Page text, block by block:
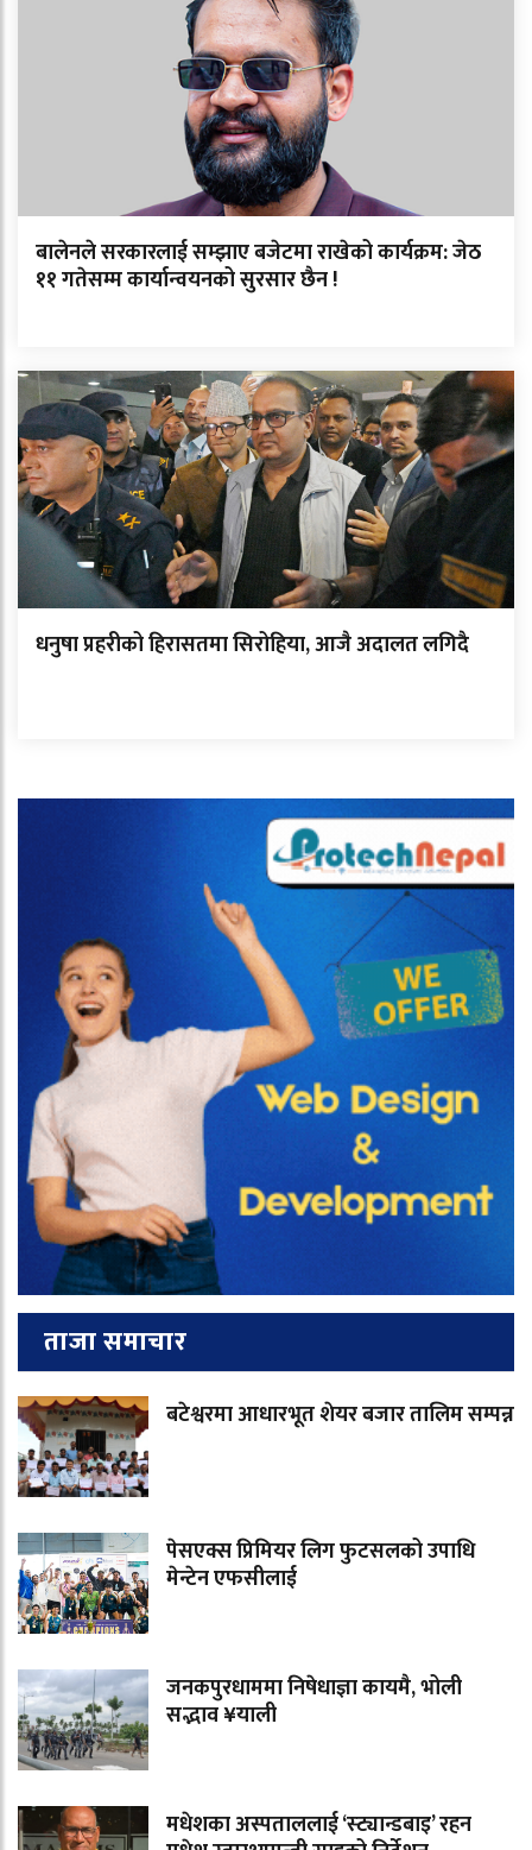
बालेनले सरकारलाई सम्झाए बजेटमा राखेको कार्यक्रम: जेठ
११ गतेसम्म कार्यान्वयनको सुरसार छैन !
धनुषा प्रहरीको हिरासतमा सिरोहिया, आजै अदालत लगिदै
ताजा समाचार
बटेश्वरमा आधारभूत शेयर बजार तालिम सम्पन्न
पेसएक्स प्रिमियर लिग फुटसलको उपाधि
मेन्टेन एफसीलाई
जनकपुरधाममा निषेधाज्ञा कायमै, भोली
सद्भाव ¥याली
मधेशका अस्पताललाई ‘स्ट्यान्डबाइ’ रहन